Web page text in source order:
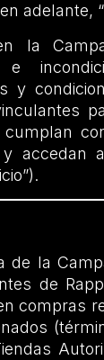
adelante,
la
e
y
cumplan
accedan
de la
de
compras